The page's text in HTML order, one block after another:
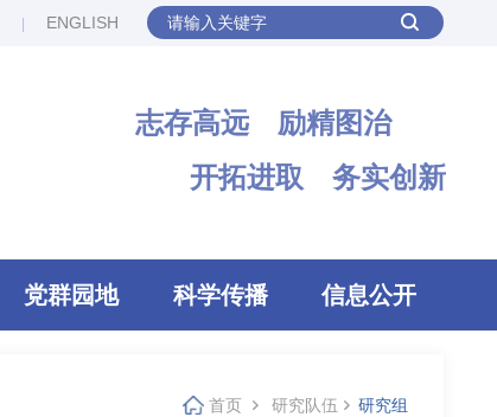
ENGLISH
志存高远 励精图治
开拓进取 务实创新
党群园地 科学传播 信息公开
首页 研究队伍 研究组